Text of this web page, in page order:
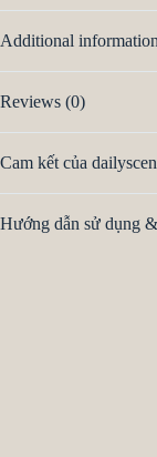
Additional information
Reviews (0)
Cam kết của
Hướng dẫn sử dụng